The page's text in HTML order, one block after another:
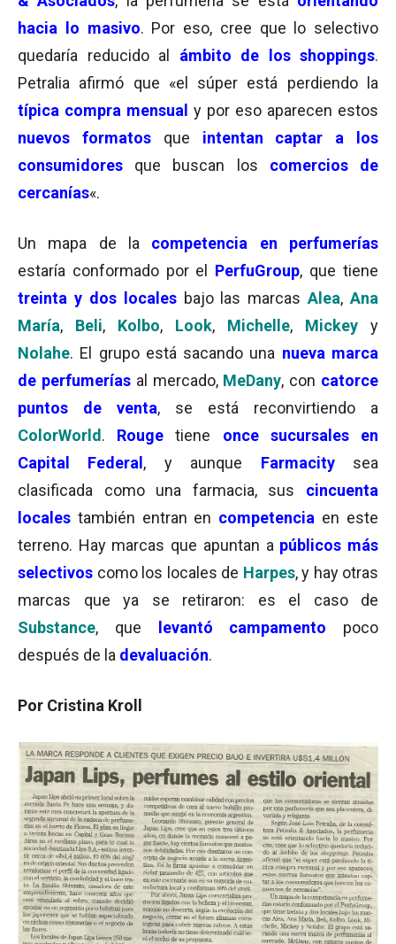
hacia lo masivo. Por eso, cree que lo selectivo
quedaría reducido al ámbito de los shoppings.
Petralia afirmó que «el súper está perdiendo la
típica compra mensual y por eso aparecen estos
nuevos formatosque intentan captar a los
consumidores
que buscan los comercios de
cercanías«.
Un mapa de la competencia en perfumerías
estaría conformado por el PerfuGroup, que tiene
treinta y dos localesbajo las marcasAlea, Ana
María, Beli, Kolbo, Look, Michelle, Mickey
y
Nolahe. El grupo está sacando una nueva marca
de perfumeríasal mercado, MeDany, con catorce
puntos de venta, se está reconvirtiendo a
ColorWorld . Rouge tiene once sucursales en
Capital Federal , y aunque Farmacity
sea
clasificada como una farmacia, sus cincuenta
locales también entran en competencia en este
terreno. Hay marcas que apuntan a públicos más
selectivos como los locales de Harpes, y hay otras
marcas que ya se retiraron: es el caso de
Substance, que levantó campamento poco
después de la devaluación.
Por Cristina Kroll